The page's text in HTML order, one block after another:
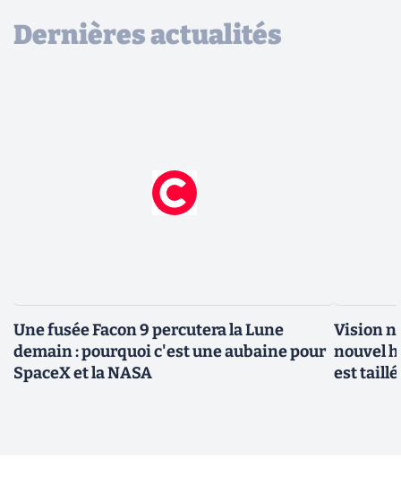
Dernières actualités
Une fusée Facon 9 percutera la Lune
demain : pourquoi c'est une aubaine pour
SpaceX et la NASA
Vision
nouvel
est taillé